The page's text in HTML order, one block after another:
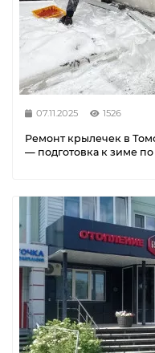
07.11.2025 1526
Ремонт крылечек в
— подготовка к зиме